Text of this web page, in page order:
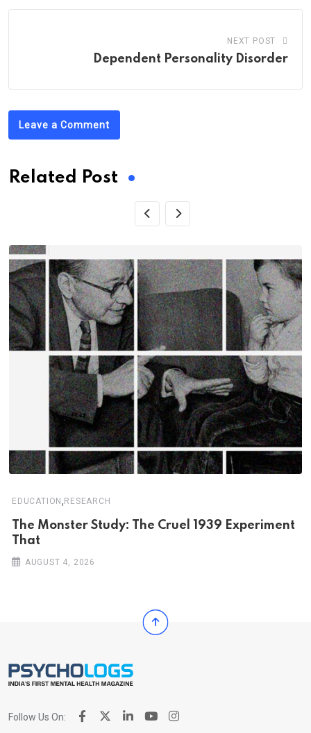
NEXT POST
Dependent Personality Disorder
Leave a Comment
Related Post
EDUCATION, RESEARCH
The Monster Study: The Cruel 1939 Experiment
That
AUGUST 4, 2026
Follow Us On: